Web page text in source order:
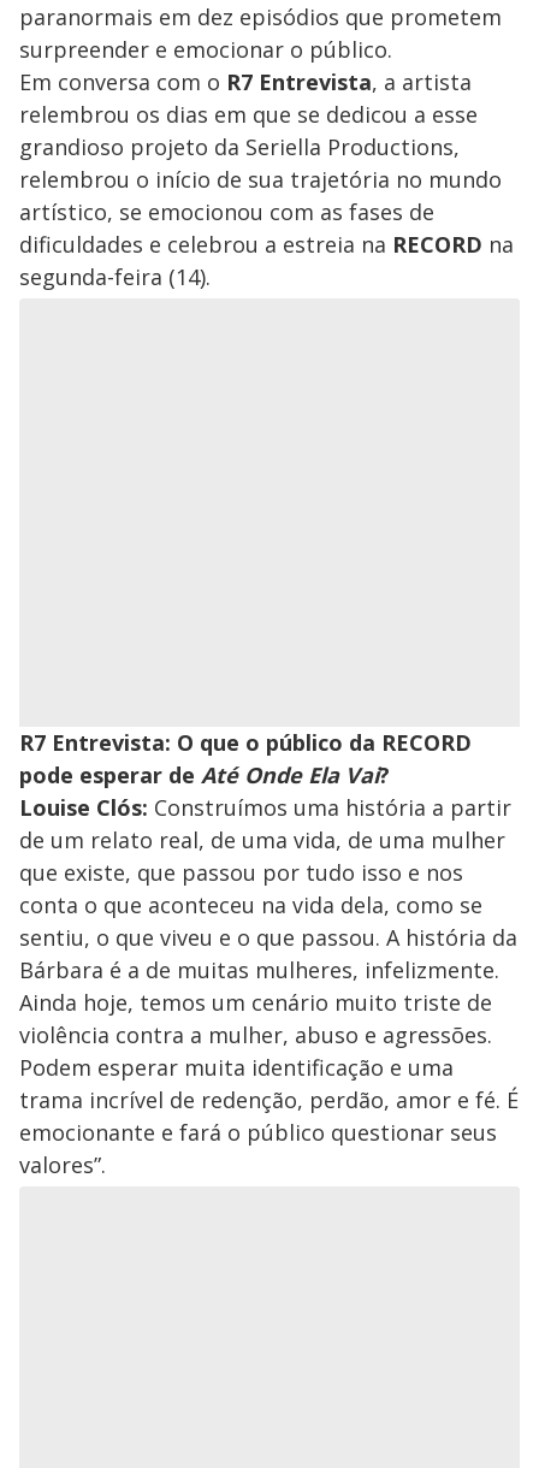
paranormais em dez episódios que prometem
surpreender e emocionar o público.
Em conversa com o R7 Entrevista, a artista
relembrou os dias em que se dedicou a esse
grandioso projeto da Seriella Productions,
relembrou o início de sua trajetória no mundo
artístico, se emocionou com as fases de
dificuldades e celebrou a estreia na RECORD na
segunda-feira (14).
R7 Entrevista: O que o público da RECORD
pode esperar de Até Onde Ela Vai?
Louise Clós: Construímos uma história a partir
de um relato real, de uma vida, de uma mulher
que existe, que passou por tudo isso e nos
conta o que aconteceu na vida dela, como se
sentiu, o que viveu e o que passou. A história da
Bárbara é a de muitas mulheres, infelizmente.
Ainda hoje, temos um cenário muito triste de
violência contra a mulher, abuso e agressões.
Podem esperar muita identificação e uma
trama incrível de redenção, perdão, amor e fé. É
emocionante e fará o público questionar seus
valores”.